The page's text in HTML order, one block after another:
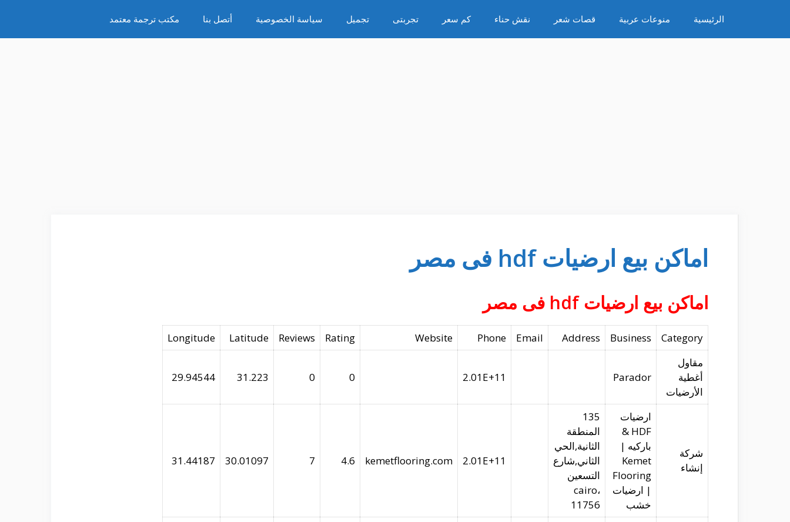
المحتوى
الرئيسية منوعات عربية قصات شعر نقش حناء كم سعر تجربتى تجميل سياسة الخصوصية أتصل بنا مكتب ترجمة معتمد
اماكن بيع ارضيات hdf فى مصر
اماكن بيع ارضيات hdf فى مصر
Category
Business
Address
Email
Phone
Website
Rating
Reviews
Latitude
Longitude
مقاول
أغطية
الأرضيات
Parador
2.01E+11
0
0
31.223
29.94544
شركة
إنشاء
ارضيات
HDF &
باركيه |
Kemet
Flooring
| ارضيات
خشب
135
المنطقة
الثانية,الحي
الثاني,شارع
التسعين
cairo،
11756
2.01E+11
kemetflooring.com
4.6
7
30.01097
31.44187